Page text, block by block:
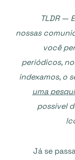
TLDR —
nossas
você
periódicos,
indexamos, o
uma
possível
Já se